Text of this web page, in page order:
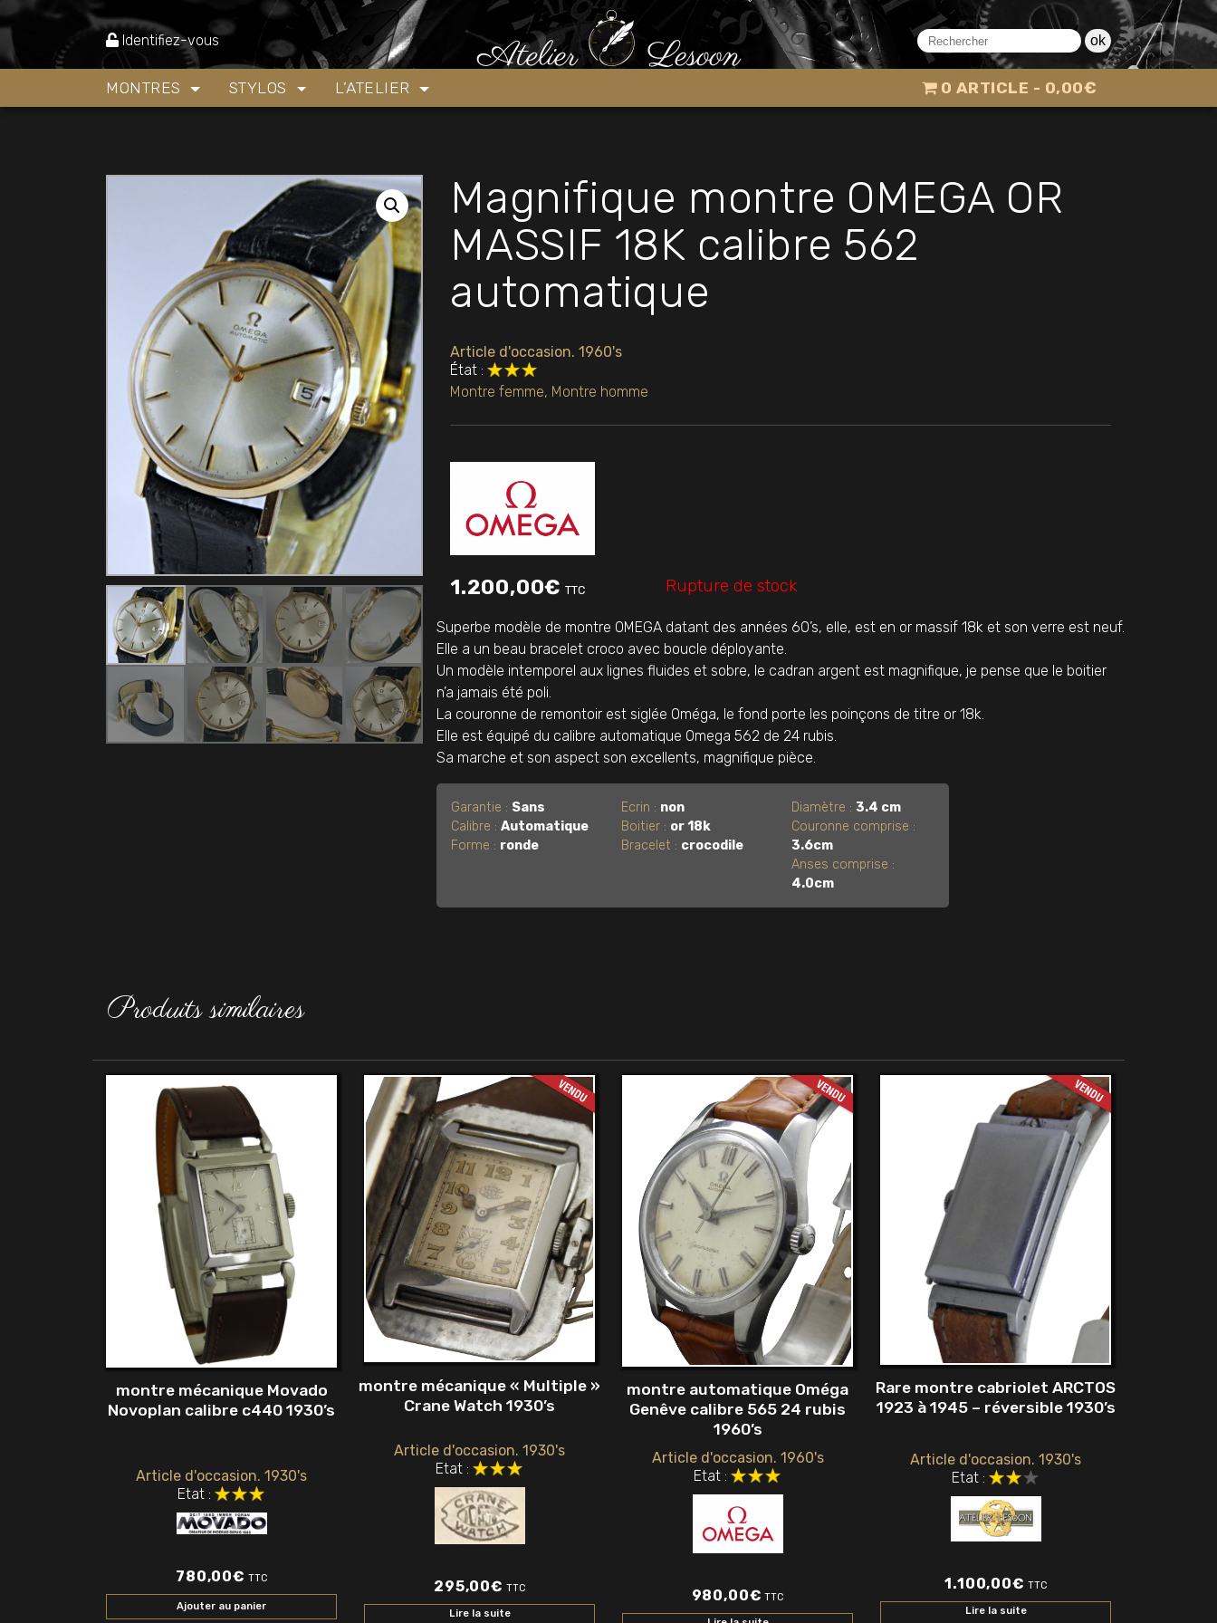
Identifiez-vous ok
MONTRES STYLOS L’ATELIER 0 ARTICLE 0,00€
Montres »Magnifique montre OMEGA OR MASSIF 18K calibre 562 automatique
Magnifique montre OMEGA OR
MASSIF 18K calibre 562
automatique
Article d'occasion. 1960's
État :
Montre femme, Montre homme
1.200,00€ TTC Rupture de stock
Superbe modèle de montre OMEGA datant des années 60’s, elle, est en or massif 18k et son verre est neuf.
Elle a un beau bracelet croco avec boucle déployante.
Un modèle intemporel aux lignes fluides et sobre, le cadran argent est magnifique, je pense que le boitier
n’a jamais été poli.
La couronne de remontoir est siglée Oméga, le fond porte les poinçons de titre or 18k.
Elle est équipé du calibre automatique Omega 562 de 24 rubis.
Sa marche et son aspect son excellents, magnifique pièce.
Garantie : Sans
Calibre : Automatique
Forme : ronde
Ecrin : non
Boitier : or 18k
Bracelet : crocodile
Diamètre : 3.4 cm
Couronne comprise :
3.6cm
Anses comprise :
4.0cm
Produits similaires
montre mécanique Movado
Novoplan calibre c440 1930’s
Article d'occasion. 1930's
Etat :
780,00€ TTC
Ajouter au panier
montre mécanique « Multiple »
Crane Watch 1930’s
Article d'occasion. 1930's
Etat :
295,00€ TTC
Lire la suite
montre automatique Oméga
Genêve calibre 565 24 rubis
1960’s
Article d'occasion. 1960's
Etat :
980,00€ TTC
Rare montre cabriolet ARCTOS
1923 à 1945 – réversible 1930’s
Article d'occasion. 1930's
Etat :
1.100,00€ TTC
Lire la suite